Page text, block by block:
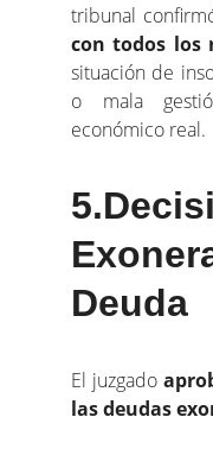
tribunal
con todos los
situación de
o mala
económico real.
Deuda
El juzgado
las deudas